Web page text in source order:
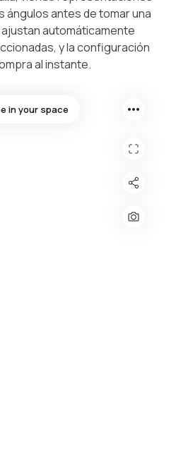
antes de tomar una
automáticamente
y la configuración
al instante.